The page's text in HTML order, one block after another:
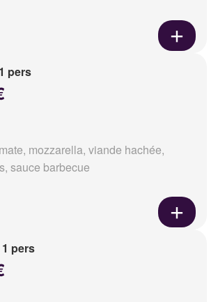
pers
mozzarella, viande hachée,
sauce barbecue
pers